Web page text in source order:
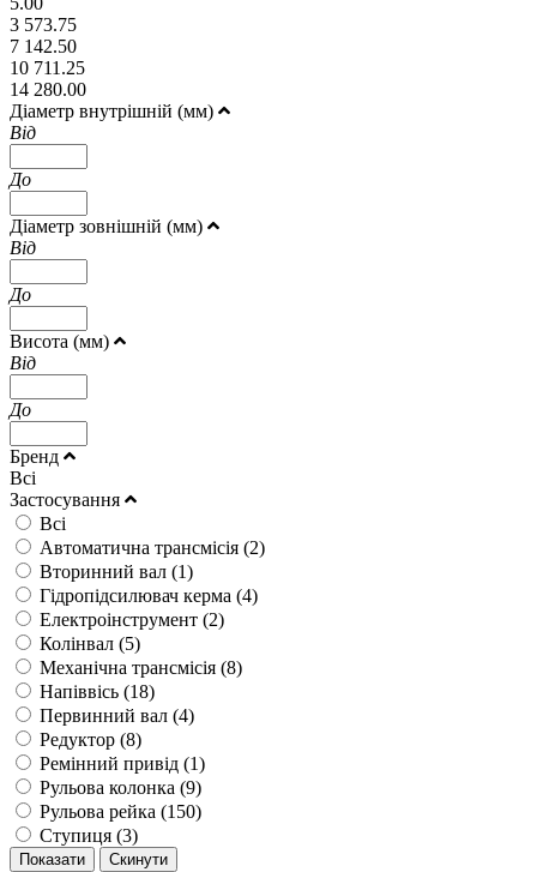
3 573.75
7 142.50
10 711.25
14 280.00
Діаметр внутрішній (мм)
Від
До
Діаметр зовнішній (мм)
Від
До
Висота (мм)
Від
До
Бренд
Всі
Застосування
Всі
Автоматична трансмісія (2)
Вторинний вал (1)
Гідропідсилювач керма (4)
Електроінструмент (2)
Колінвал (5)
Механічна трансмісія (8)
Напіввісь (18)
Первинний вал (4)
Редуктор (8)
Ремінний привід (1)
Рульова колонка (9)
Рульова рейка (150)
Ступиця (3)